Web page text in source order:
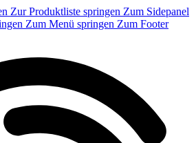
Zur Produktliste springen Zum Sidepanel
Zum Menü springen Zum Footer